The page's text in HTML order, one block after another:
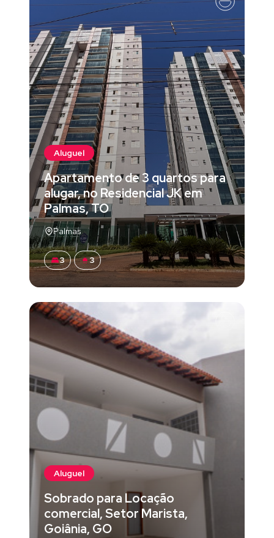
Aluguel
Apartamento de 3 quartos para
alugar, no Residencial JK em
Palmas, TO
Palmas
3 3
Aluguel
Sobrado para Locação
comercial, Setor Marista,
Goiânia, GO